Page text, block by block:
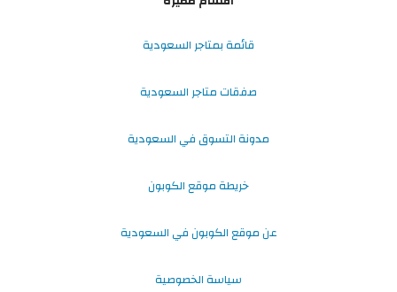
قائمة بمتاجر السعودية
صفقات متاجر السعودية
مدونة التسوق في السعودية
خريطة موقع الكوبون
عن موقع الكوبون في السعودية
سياسة الخصوصية